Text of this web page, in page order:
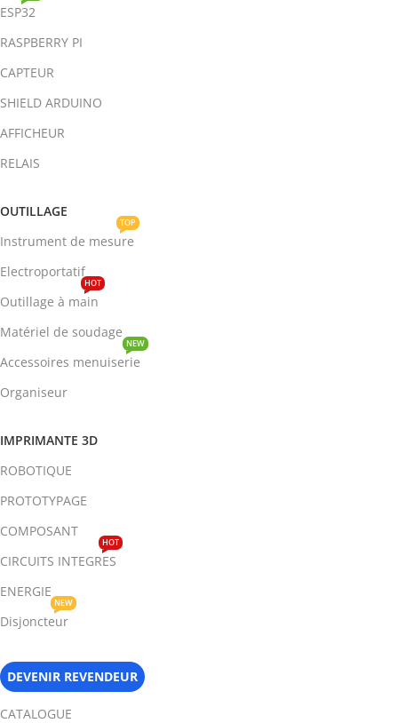
ESP32
RASPBERRY PI
CAPTEUR
SHIELD ARDUINO
AFFICHEUR
RELAIS
OUTILLAGE
Instrument de mesure
TOP
Electroportatif
Outillage à main
HOT
Matériel de soudage
Accessoires menuiserie
NEW
Organiseur
IMPRIMANTE 3D
ROBOTIQUE
PROTOTYPAGE
COMPOSANT
CIRCUITS INTEGRES
HOT
ENERGIE
Disjoncteur
NEW
DEVENIR REVENDEUR
CATALOGUE